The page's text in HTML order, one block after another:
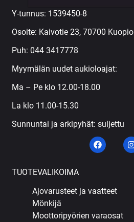
Y-tunnus: 1539450-8
Osoite: Kaivotie 23, 70700 Kuopio
Puh: 044 3417778
Myymälän uudet aukioloajat:
Ma – Pe klo 12.00-18.00
La klo 11.00-15.30
Sunnuntai ja arkipyhät: suljettu
TUOTEVALIKOIMA
Ajovarusteet ja vaatteet
Mönkijä
Moottoripyörien varaosat